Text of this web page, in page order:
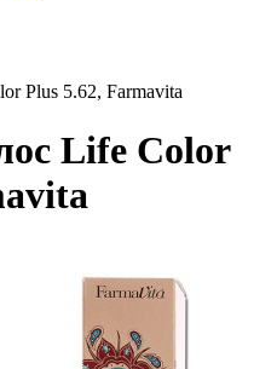
Plus 5.62, Farmavita
Life Color